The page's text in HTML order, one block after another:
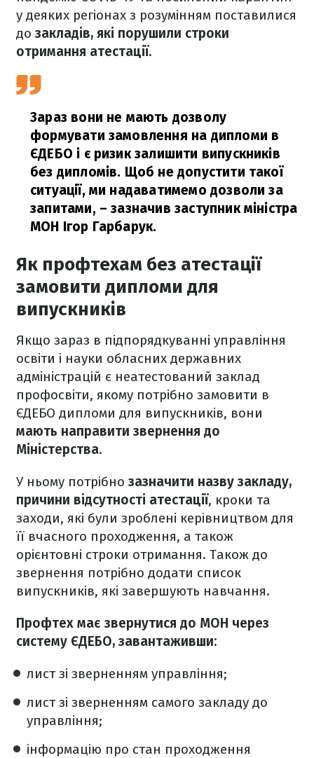
у деяких регіонах з розумінням поставилися
до закладів, які порушили строки
отримання атестації.
Зараз вони не мають дозволу
формувати замовлення на дипломи в
ЄДЕБО і є ризик залишити випускників
без дипломів. Щоб не допустити такої
ситуації, ми надаватимемо дозволи за
запитами, – зазначив заступник міністра
МОН Ігор Гарбарук.
Як профтехам без атестації
замовити дипломи для
випускників
Якщо зараз в підпорядкуванні управління
освіти і науки обласних державних
адміністрацій є неатестований заклад
профосвіти, якому потрібно замовити в
ЄДЕБО дипломи для випускників, вони
мають направити звернення до
Міністерства.
У ньому потрібнозазначити назву закладу,
причини відсутності атестації, кроки та
заходи, які були зроблені керівництвом для
її вчасного проходження, а також
орієнтовні строки отримання. Також до
звернення потрібно додати список
випускників, які завершують навчання.
Профтех має звернутися до МОН через
систему ЄДЕБО, завантаживши:
лист зі зверненням управління;
лист зі зверненням самого закладу до
управління;
інформацію про стан проходження